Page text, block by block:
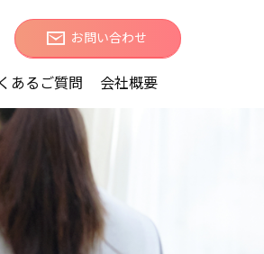
お問い合わせ
あるご質問 会社概要